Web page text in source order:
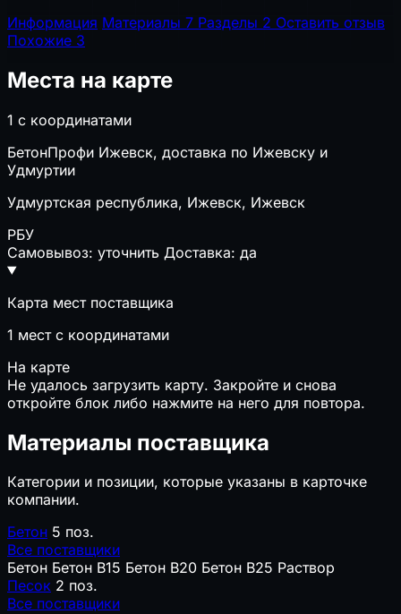
Информация Материалы 7 Разделы 2 Оставить отзыв
Похожие 3
Места на карте
1 с координатами
БетонПрофи Ижевск, доставка по Ижевску и
Удмуртии
Удмуртская республика, Ижевск, Ижевск
РБУ
Самовывоз: уточнить Доставка: да
Карта мест поставщика
1 мест с координатами
На карте
Не удалось загрузить карту. Закройте и снова
откройте блок либо нажмите на него для повтора.
Материалы поставщика
Категории и позиции, которые указаны в карточке
компании.
Бетон 5 поз.
Все поставщики
Бетон Бетон B15 Бетон B20 Бетон B25 Раствор
Песок 2 поз.
Все поставщики